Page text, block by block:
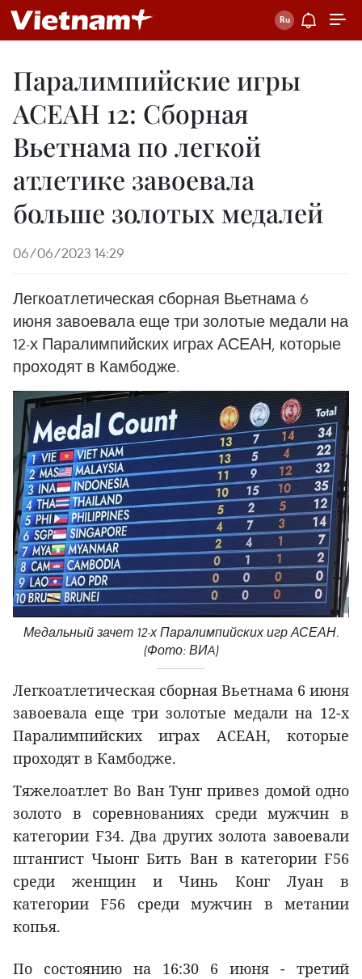
Паралимпийские игры
АСЕАН 12: Сборная
Вьетнама по легкой
атлетике завоевала
больше золотых медалей
06/06/2023 14:29
Легкоатлетическая сборная Вьетнама 6
июня завоевала еще три золотые медали на
12-х Паралимпийских играх АСЕАН, которые
проходят в Камбодже.
Медальный зачет 12-х Паралимпийских игр АСЕАН.
(Фото: ВИA)
Легкоатлетическая сборная Вьетнама 6 июня
завоевала еще три золотые медали на 12-х
Паралимпийских играх АСЕАН, которые
проходят в Камбодже.
Тяжелоатлет Во Ван Тунг привез домой одно
золото в соревнованиях среди мужчин в
категории F34. Два других золота завоевали
штангист Чыонг Бить Ван в категории F56
среди женщин и Чинь Конг Луан в
категории F56 среди мужчин в метании
копья.
По состоянию на 16:30 6 июня - третий